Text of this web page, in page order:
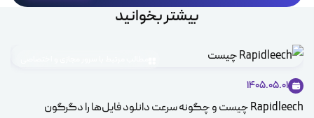
بیشتر بخوانید
1405.05.01
Rapidleech چیست و چگونه سرعت دانلود فایل‌ها را دگرگون